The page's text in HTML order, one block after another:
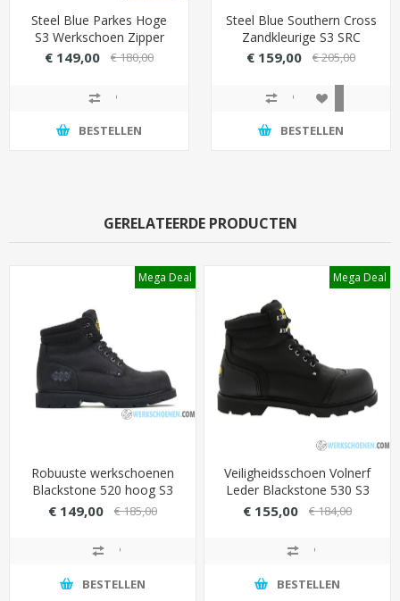
Steel Blue Parkes Hoge
S3 Werkschoen Zipper
(Top werkschoen)
€ 149,00 € 180,00
BESTELLEN
Steel Blue Southern Cross
Zandkleurige S3 SRC
Werkschoen Zipper
€ 159,00 € 205,00
BESTELLEN
GERELATEERDE PRODUCTEN
Mega Deal
Robuuste werkschoenen
Blackstone 520 hoog S3
met cambrelle voering
€ 149,00 € 185,00
BESTELLEN
Mega Deal
Veiligheidsschoen Volnerf
Leder Blackstone 530 S3
€ 155,00 € 184,00
BESTELLEN